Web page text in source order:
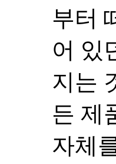
부터
어 있
지는
든 제
자체